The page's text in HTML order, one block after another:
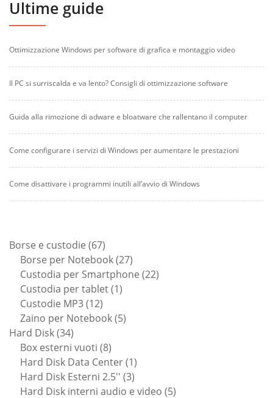
Ultime guide
Ottimizzazione Windows per software di grafica e montaggio video
Il PC si surriscalda e va lento? Consigli di ottimizzazione software
Guida alla rimozione di adware e bloatware che rallentano il computer
Come configurare i servizi di Windows per aumentare le prestazioni
Come disattivare i programmi inutili all’avvio di Windows
Borse e custodie 6767
prodotti
Borse per Notebook 2727
prodotti
Custodia per Smartphone 2222
Custodia per tablet 11
Custodie MP3 1212
prodotti
Zaino per Notebook 55
Hard Disk 3434
prodotti
Box esterni vuoti 88
prodotti
Hard Disk Data Center 11
prodotto
Hard Disk Esterni 2.5'' 33
prodotti
Hard Disk interni audio e video 55